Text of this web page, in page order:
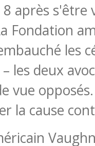
après s'être
Fondation
les
les deux
vue
la cause